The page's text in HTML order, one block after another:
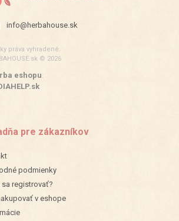
info@herbahouse.sk
práva vyhradené.
© 2026
eshopu:
pre zákazníkov
podmienky
sa registrovať?
v eshope